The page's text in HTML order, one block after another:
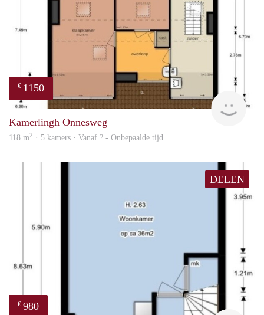
€ 1150
Kamerlingh Onnesweg
118 m2 · 5 kamers · Vanaf ? - Onbepaalde tijd
DELEN
€ 980